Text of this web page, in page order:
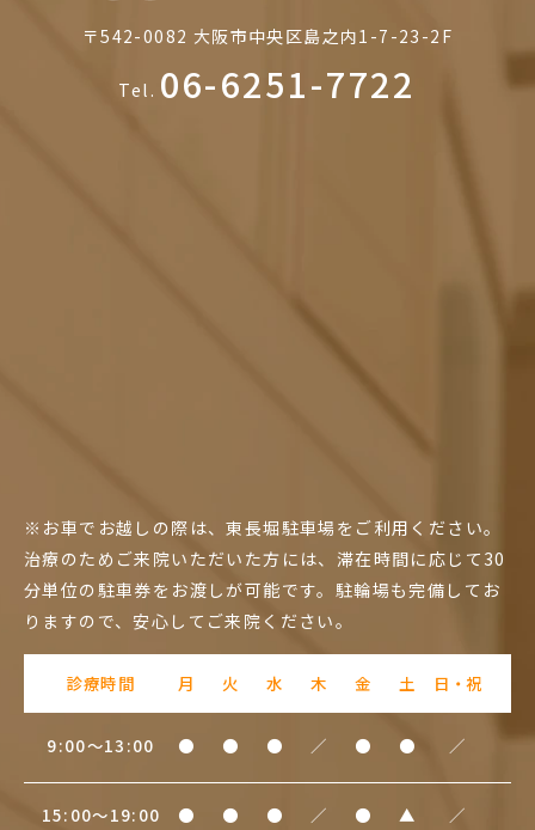
〒542-0082 大阪市中央区島之内1-7-23-2F
Tel. 06-6251-7722
※お車でお越しの際は、東長堀駐車場をご利用ください。
治療のためご来院いただいた方には、滞在時間に応じて30
分単位の駐車券をお渡しが可能です。駐輪場も完備してお
りますので、安心してご来院ください。
診療時間 月 火 水 木 金 土 日・祝
9:00～13:00 ● ● ● ／ ● ● ／
15:00～19:00 ● ● ● ／ ● ▲ ／